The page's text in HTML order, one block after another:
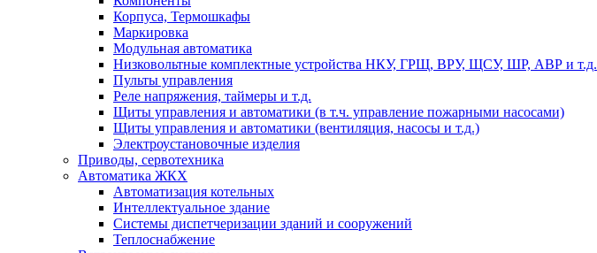
Корпуса, Термошкафы
Маркировка
Модульная автоматика
Низковольтные комплектные устройства НКУ, ГРЩ, ВРУ, ЩСУ, ШР, АВР и т.д.
Пульты управления
Реле напряжения, таймеры и т.д.
Щиты управления и автоматики (в т.ч. управление пожарными насосами)
Щиты управления и автоматики (вентиляция, насосы и т.д.)
Электроустановочные изделия
Приводы, сервотехника
Автоматика ЖКХ
Автоматизация котельных
Интеллектуальное здание
Системы диспетчеризации зданий и сооружений
Теплоснабжение